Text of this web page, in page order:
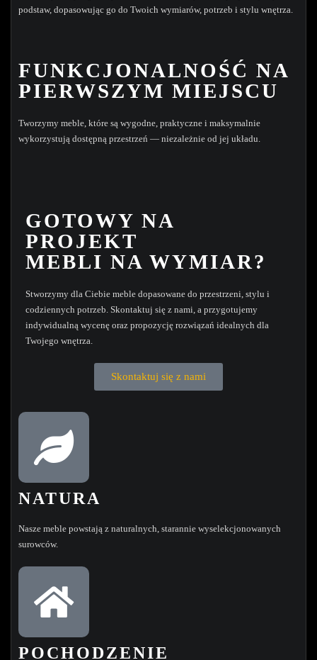
podstaw, dopasowując go do Twoich wymiarów, potrzeb i stylu wnętrza.
FUNKCJONALNOŚĆ NA
PIERWSZYM MIEJSCU
Tworzymy meble, które są wygodne, praktyczne i maksymalnie
wykorzystują dostępną przestrzeń — niezależnie od jej układu.
GOTOWY NA
PROJEKT
MEBLI NA WYMIAR?
Stworzymy dla Ciebie meble dopasowane do przestrzeni, stylu i
codziennych potrzeb. Skontaktuj się z nami, a przygotujemy
indywidualną wycenę oraz propozycję rozwiązań idealnych dla
Twojego wnętrza.
Skontaktuj się z nami
NATURA
Nasze meble powstają z naturalnych, starannie wyselekcjonowanych
surowców.
POCHODZENIE